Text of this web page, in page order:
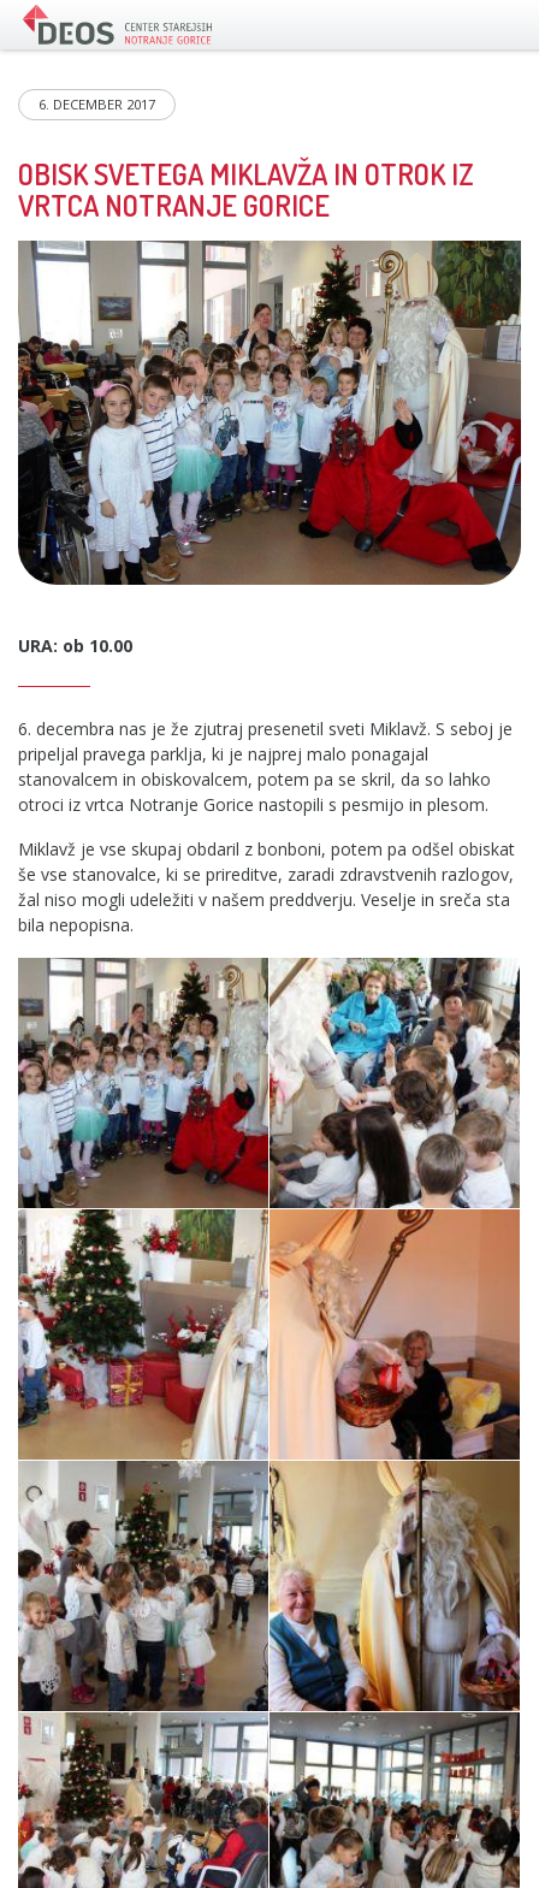
6. DECEMBER 2017
OBISK SVETEGA MIKLAVŽA IN OTROK IZ
VRTCA NOTRANJE GORICE
URA: ob 10.00
6. decembra nas je že zjutraj presenetil sveti Miklavž. S seboj je
pripeljal pravega parklja, ki je najprej malo ponagajal
stanovalcem in obiskovalcem, potem pa se skril, da so lahko
otroci iz vrtca Notranje Gorice nastopili s pesmijo in plesom.
Miklavž je vse skupaj obdaril z bonboni, potem pa odšel obiskat
še vse stanovalce, ki se prireditve, zaradi zdravstvenih razlogov,
žal niso mogli udeležiti v našem preddverju. Veselje in sreča sta
bila nepopisna.